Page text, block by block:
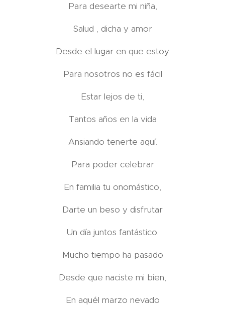
Para desearte mi niña,
Salud , dicha y amor
Desde el lugar en que estoy.
Para nosotros no es fácil
Estar lejos de ti,
Tantos años en la vida
Ansiando tenerte aquí.
Para poder celebrar
En familia tu onomástico,
Darte un beso y disfrutar
Un día juntos fantástico.
Mucho tiempo ha pasado
Desde que naciste mi bien,
En aquél marzo nevado